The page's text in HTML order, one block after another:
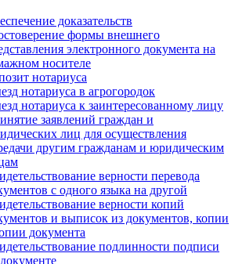
доказательств
формы внешнего
электронного документа на
носителе
нотариуса
нотариуса в агрогородок
нотариуса к заинтересованному лицу
заявлений граждан и
лиц для осуществления
другим гражданам и юридическим
верности перевода
с одного языка на другой
верности копий
и выписок из документов, копии
документа
подлинности подписи